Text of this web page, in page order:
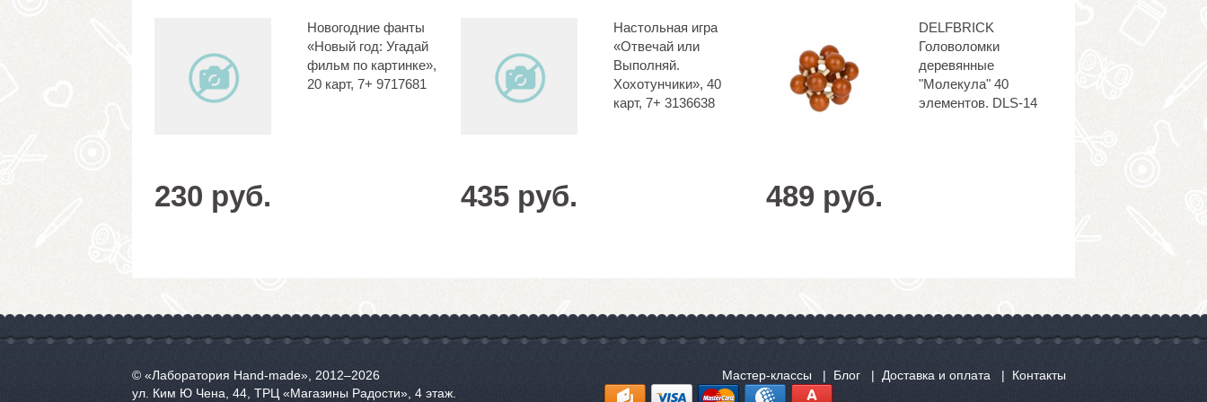
Новогодние фанты
«Новый год: Угадай
фильм по картинке»,
20 карт, 7+ 9717681
230 руб.
Настольная игра
«Отвечай или
Выполняй.
Хохотунчики», 40
карт, 7+ 3136638
435 руб.
DELFBRICK
Головоломки
деревянные
"Молекула" 40
элементов. DLS-14
489 руб.
© «Лаборатория Hand-made», 2012‒2026
ул. Ким Ю Чена, 44, ТРЦ «Магазины Радости», 4 этаж.
Мастер-классы Блог Доставка и оплата Контакты